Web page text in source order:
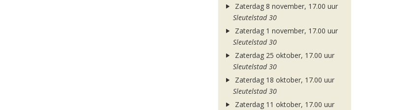
Zaterdag 8 november, 17.00 uur
Sleutelstad 30
Zaterdag 1 november, 17.00 uur
Sleutelstad 30
Zaterdag 25 oktober, 17.00 uur
Sleutelstad 30
Zaterdag 18 oktober, 17.00 uur
Sleutelstad 30
Zaterdag 11 oktober, 17.00 uur